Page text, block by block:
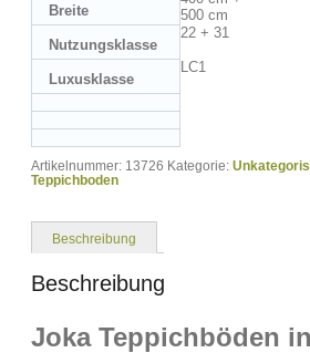
Breite
500 cm
Nutzungsklasse
22 + 31
Luxusklasse
LC1
Artikelnummer: 13726 Kategorie:
Teppichboden
Beschreibung
Beschreibung
Joka Teppichböden